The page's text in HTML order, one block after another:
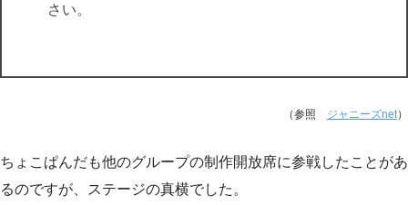
さい。
（参照 ジャニーズnet）
ちょこぱんだも他のグループの制作開放席に参戦したことがあ
るのですが、ステージの真横でした。